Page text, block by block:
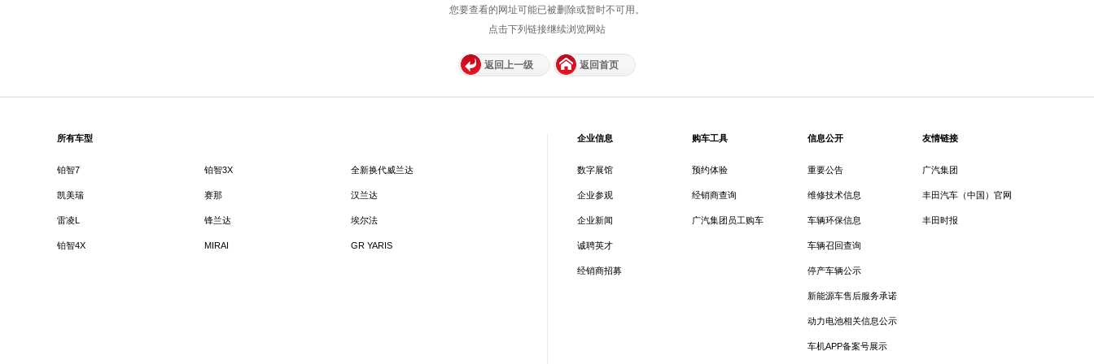
您要查看的网址可能已被删除或暂时不可用。
点击下列链接继续浏览网站
返回上一级 返回首页
所有车型
铂智7 铂智3X 全新换代威兰达
凯美瑞 赛那 汉兰达
雷凌L 锋兰达 埃尔法
铂智4X MIRAI GR YARIS
企业信息
数字展馆
企业参观
企业新闻
诚聘英才
经销商招募
购车工具
预约体验
经销商查询
广汽集团员工购车
信息公开
重要公告
维修技术信息
车辆环保信息
车辆召回查询
停产车辆公示
新能源车售后服务承诺
动力电池相关信息公示
车机APP备案号展示
友情链接
广汽集团
丰田汽车（中国）官网
丰田时报